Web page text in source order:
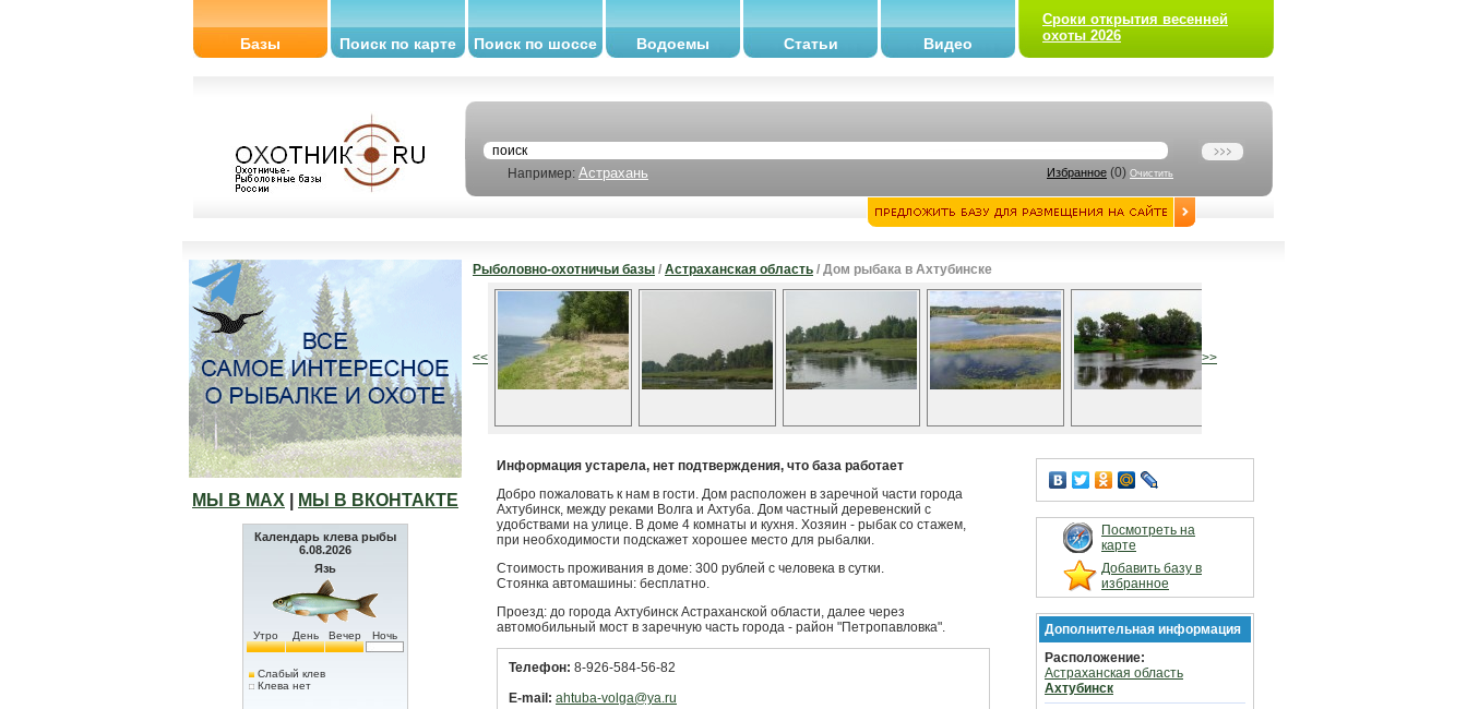
Базы Поиск по карте Поиск по шоссе Водоемы Статьи Видео
Сроки открытия весенней
охоты 2026
Например: Астрахань Избранное (0) Очистить
МЫ В МАХ МЫ В ВКОНТАКТЕ
Календарь клева рыбы
6.08.2026
Язь
Утро День Вечер Ночь
Слабый клев
Клева нет
Рыболовно-охотничьи базы / Астраханская область / Дом рыбака в Ахтубинске
<< >>
Информация устарела, нет подтверждения, что база работает
Добро пожаловать к нам в гости. Дом расположен в заречной части города
Ахтубинск, между реками Волга и Ахтуба. Дом частный деревенский с
удобствами на улице. В доме 4 комнаты и кухня. Хозяин - рыбак со стажем,
при необходимости подскажет хорошее место для рыбалки.
Стоимость проживания в доме: 300 рублей с человека в сутки.
Стоянка автомашины: бесплатно.
Проезд: до города Ахтубинск Астраханской области, далее через
автомобильный мост в заречную часть города - район "Петропавловка".
Телефон: 8-926-584-56-82
E-mail: ahtuba-volga@ya.ru
Посмотреть на
карте
Добавить базу в
избранное
Дополнительная информация
Расположение:
Астраханская область
Ахтубинск